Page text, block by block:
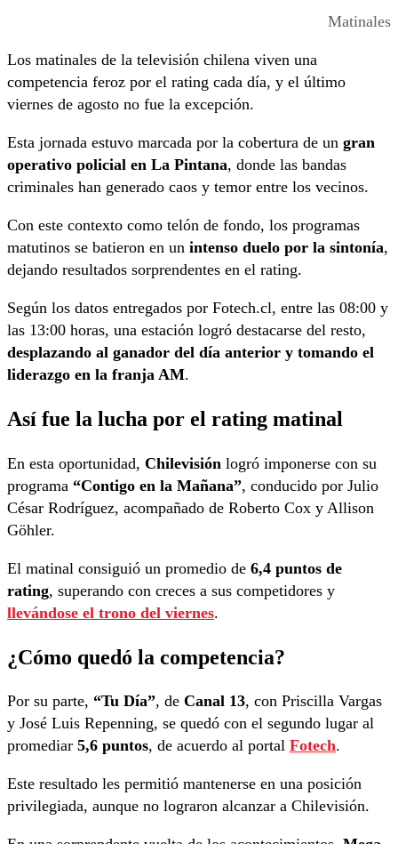
Matinales
Los matinales de la televisión chilena viven una
competencia feroz por el rating cada día, y el último
viernes de agosto no fue la excepción.
Esta jornada estuvo marcada por la cobertura de un gran
operativo policial en La Pintana, donde las bandas
criminales han generado caos y temor entre los vecinos.
Con este contexto como telón de fondo, los programas
matutinos se batieron en un intenso duelo por la sintonía,
dejando resultados sorprendentes en el rating.
Según los datos entregados por Fotech.cl, entre las 08:00 y
las 13:00 horas, una estación logró destacarse del resto,
desplazando al ganador del día anterior y tomando el
liderazgo en la franja AM.
Así fue la lucha por el rating matinal
En esta oportunidad, Chilevisión logró imponerse con su
programa “Contigo en la Mañana”, conducido por Julio
César Rodríguez, acompañado de Roberto Cox y Allison
Göhler.
El matinal consiguió un promedio de 6,4 puntos de
rating, superando con creces a sus competidores y
llevándose el trono del viernes.
¿Cómo quedó la competencia?
Por su parte, “Tu Día”, de Canal 13, con Priscilla Vargas
y José Luis Repenning, se quedó con el segundo lugar al
promediar 5,6 puntos, de acuerdo al portal Fotech.
Este resultado les permitió mantenerse en una posición
privilegiada, aunque no lograron alcanzar a Chilevisión.